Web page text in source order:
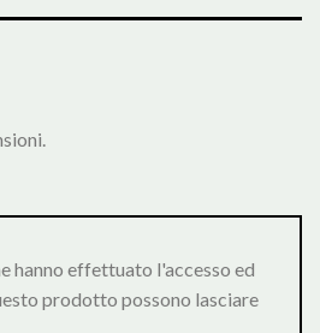
hanno effettuato l'accesso ed
prodotto possono lasciare